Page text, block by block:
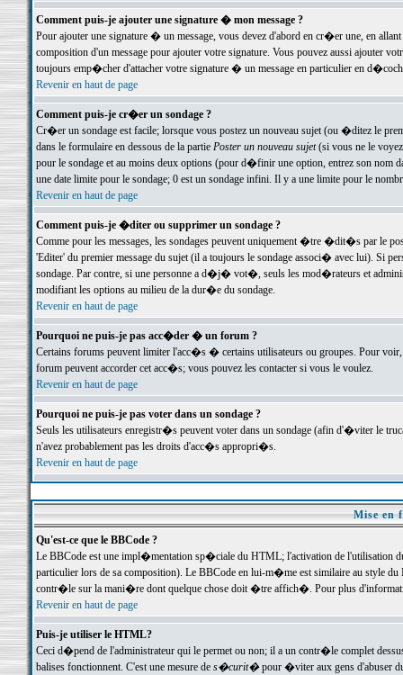
Comment puis-je ajouter une signature � mon message ?
Pour ajouter une signature � un message, vous devez d'abord en cr�er une, en
composition d'un message pour ajouter votre signature. Vous pouvez aussi ajouter
toujours emp�cher d'attacher votre signature � un message en particulier en
Revenir en haut de page
Comment puis-je cr�er un sondage ?
Cr�er un sondage est facile; lorsque vous postez un nouveau sujet (ou �ditez le
dans le formulaire en dessous de la partie Poster un nouveau sujet(si vous ne le voyez
pour le sondage et au moins deux options (pour d�finir une option, entrez son nom
une date limite pour le sondage; 0 est un sondage infini. Il y a une limite pour le
Revenir en haut de page
Comment puis-je �diter ou supprimer un sondage ?
Comme pour les messages, les sondages peuvent uniquement �tre �dit�s par le
'Editer' du premier message du sujet (il a toujours le sondage associ� avec lui). Si
sondage. Par contre, si une personne a d�j� vot�, seuls les mod�rateurs et
modifiant les options au milieu de la dur�e du sondage.
Revenir en haut de page
Pourquoi ne puis-je pas acc�der � un forum ?
Certains forums peuvent limiter l'acc�s � certains utilisateurs ou groupes. Pour
forum peuvent accorder cet acc�s; vous pouvez les contacter si vous le voulez.
Revenir en haut de page
Pourquoi ne puis-je pas voter dans un sondage ?
Seuls les utilisateurs enregistr�s peuvent voter dans un sondage (afin d'�viter le
n'avez probablement pas les droits d'acc�s appropri�s.
Revenir en haut de page
Mise en
Qu'est-ce que le BBCode ?
Le BBCode est une impl�mentation sp�ciale du HTML; l'activation de l'utilisation
particulier lors de sa composition). Le BBCode en lui-m�me est similaire au style
contr�le sur la mani�re dont quelque chose doit �tre affich�. Pour plus
Revenir en haut de page
Puis-je utiliser le HTML?
Ceci d�pend de l'administrateur qui le permet ou non; il a un contr�le complet
balises fonctionnent. C'est une mesure de s�curit�pour �viter aux gens d'abuser